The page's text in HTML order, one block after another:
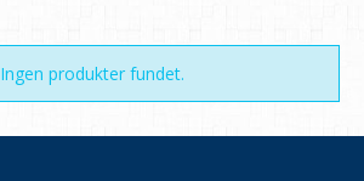
Ingen produkter fundet.